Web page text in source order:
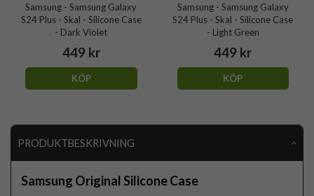
Samsung - Samsung Galaxy
S24 Plus - Skal - Silicone Case
- Dark Violet
449 kr
KÖP
Samsung - Samsung Galaxy
S24 Plus - Skal - Silicone Case
- Light Green
449 kr
KÖP
PRODUKTBESKRIVNING
Samsung Original Silicone Case